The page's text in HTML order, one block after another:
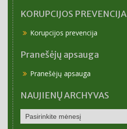
KORUPCIJOS PREVENCIJA
Korupcijos prevencija
Pranešėjų apsauga
Pranešėjų apsauga
NAUJIENŲ ARCHYVAS
NAUJIENŲ
ARCHYVAS